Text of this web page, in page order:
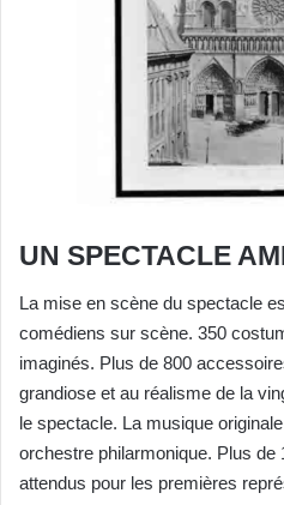
UN SPECTACLE
La mise en scène du spectacle
comédiens sur scène. 350
imaginés. Plus de 800
grandiose et au réalisme de la
le spectacle. La musique
orchestre philarmonique. Plus de
attendus pour les premières